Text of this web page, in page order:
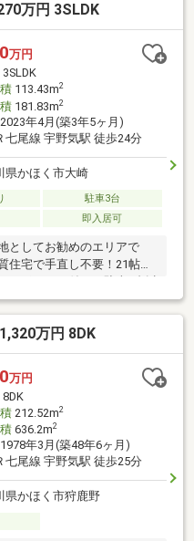
万円 3SLDK
万円
3SLDK
113.43m2
181.83m2
2023年4月(築3年5ヶ月)
七尾線 宇野気駅 徒歩24分
県かほく市大崎
駐車3台
即入居可
としてお勧めのエリアで
宅で手直し不要！21帖の
で、ご連絡お待ちしており
姿売買
万円 8DK
万円
8DK
212.52m2
636.2m2
1978年3月(築48年6ヶ月)
七尾線 宇野気駅 徒歩25分
県かほく市狩鹿野